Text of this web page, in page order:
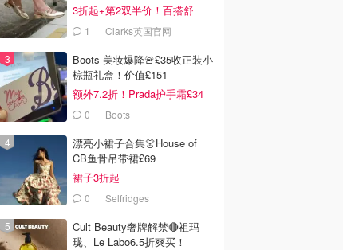
3折起+第2双半价！百搭舒
服！1 Clarks英国官网
Boots 美妆爆降🚨£35收正装小
棕瓶礼盒！价值£151
额外7.2折！Prada护手霜£34
0 Boots
漂亮小裙子合集👗House of
CB鱼骨吊带裙£69
裙子3折起
0 Selfridges
Cult Beauty奢牌解禁🔴祖玛
珑、Le Labo6.5折爽买！